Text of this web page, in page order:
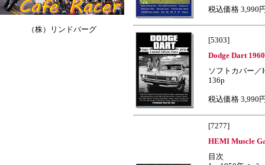
（株）リンドバーグ
税込価格 3,990
[5303]
Dodge Dart
ソフトカバー／
136p
税込価格 3,990
[7277]
HEMI Muscle
目次